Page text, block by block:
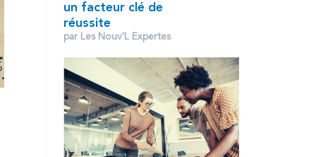
un facteur clé de
réussite
par Les Nouv'L Expertes